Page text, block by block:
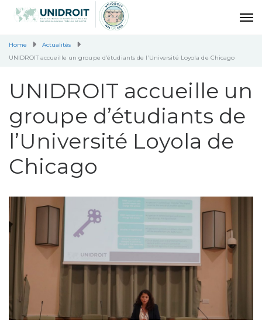
Home
Actualités
UNIDROIT accueille un groupe d’étudiants de l’Université Loyola de Chicago
UNIDROIT accueille un
groupe d’étudiants de
l’Université Loyola de
Chicago